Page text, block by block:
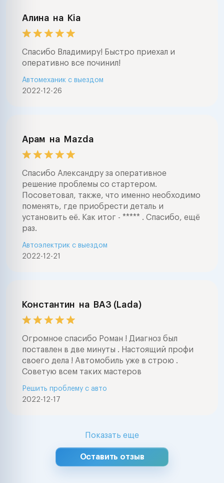
Алина на Kia
Спасибо Владимиру! Быстро приехал и
оперативно все починил!
2022-12-26
Автомеханик с выездом
Арам на Mazda
Спасибо Александру за оперативное
решение проблемы со стартером.
Посоветовал, также, что именно необходимо
поменять, где приобрести деталь и
установить её. Как итог - ***** . Спасибо, ещё
раз.
2022-12-21
Автоэлектрик с выездом
Константин на ВАЗ (Lada)
Огромное спасибо Роман ! Диагноз был
поставлен в две минуты . Настоящий профи
своего дела ! Автомобиль уже в строю .
Советую всем таких мастеров
2022-12-17
Решить проблему с авто
Показать еще
Оставить отзыв